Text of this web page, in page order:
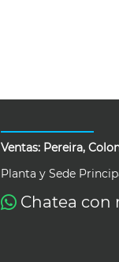
Ventas: Pereira,
Planta y Sede
Chatea con